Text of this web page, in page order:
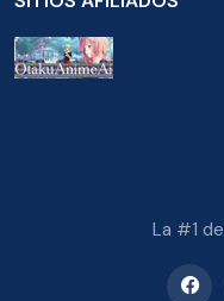
La #1